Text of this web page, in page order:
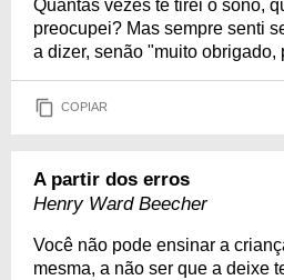
Quantas vezes te tirei o sono,
preocupei? Mas sempre senti
a dizer, senão "muito obrigado,
COPIAR
A partir dos erros
Henry Ward Beecher
Você não pode ensinar a
mesma, a não ser que a deixe